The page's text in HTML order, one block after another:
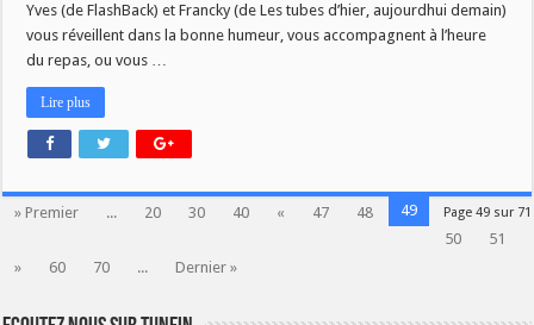
Yves (de FlashBack) et Francky (de Les tubes d’hier, aujourdhui demain)
vous réveillent dans la bonne humeur, vous accompagnent à l’heure
du repas, ou vous …
Lire plus
Page 49 sur 71
» Premier ... 20 30 40 « 47 48
49
50
51
»
60 70 ... Dernier »